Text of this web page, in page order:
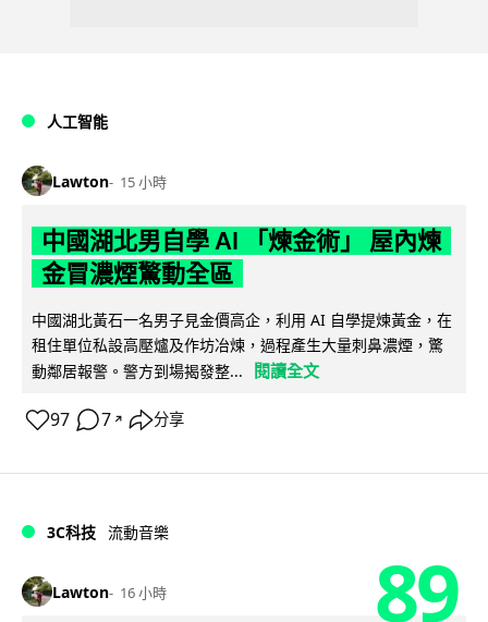
人工智能
Lawton 15 小時
中國湖北男自學 AI 「煉金術」 屋內煉
金冒濃煙驚動全區
中國湖北黃石一名男子見金價高企，利用 AI 自學提煉黃金，在
租住單位私設高壓爐及作坊冶煉，過程產生大量刺鼻濃煙，驚
動鄰居報警。警方到場揭發整...
閱讀全文
97 7 ↗ 分享
3C科技 流動音樂
Lawton 16 小時 89